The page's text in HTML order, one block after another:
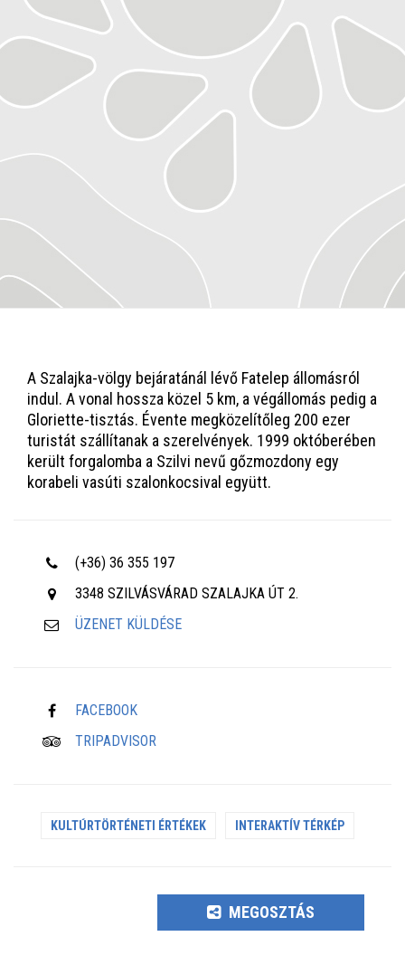
A Szalajka-völgy bejáratánál lévő Fatelep állomásról
indul. A vonal hossza közel 5 km, a végállomás pedig a
Gloriette-tisztás. Évente megközelítőleg 200 ezer
turistát szállítanak a szerelvények. 1999 októberében
került forgalomba a Szilvi nevű gőzmozdony egy
korabeli vasúti szalonkocsival együtt.
(+36) 36 355 197
3348 SZILVÁSVÁRAD SZALAJKA ÚT 2.
ÜZENET KÜLDÉSE
FACEBOOK
TRIPADVISOR
KULTÚRTÖRTÉNETI ÉRTÉKEK INTERAKTÍV TÉRKÉP
MEGOSZTÁS